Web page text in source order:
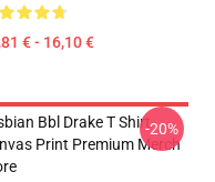
€ - 16,10 €
Bbl Drake T Shirt
Print Premium Merch
-20%